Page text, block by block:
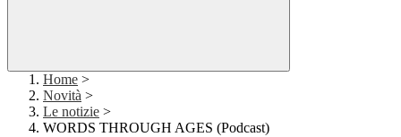
Home >
Novità >
Le notizie >
WORDS THROUGH AGES (Podcast)